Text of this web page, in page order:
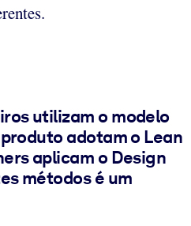
utilizam o modelo
adotam o Lean
aplicam o Design
métodos é um